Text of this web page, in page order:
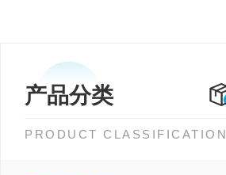
产品分类
PRODUCT CLASSIFICATION